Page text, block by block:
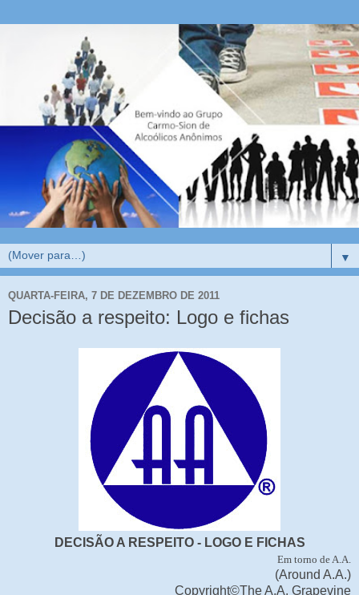
▼
QUARTA-FEIRA, 7 DE DEZEMBRO DE 2011
Decisão a respeito: Logo e fichas
DECISÃO A RESPEITO - LOGO E FICHAS
Em torno de A.A.
(Around A.A.)
Copyright©The A.A. Grapevine